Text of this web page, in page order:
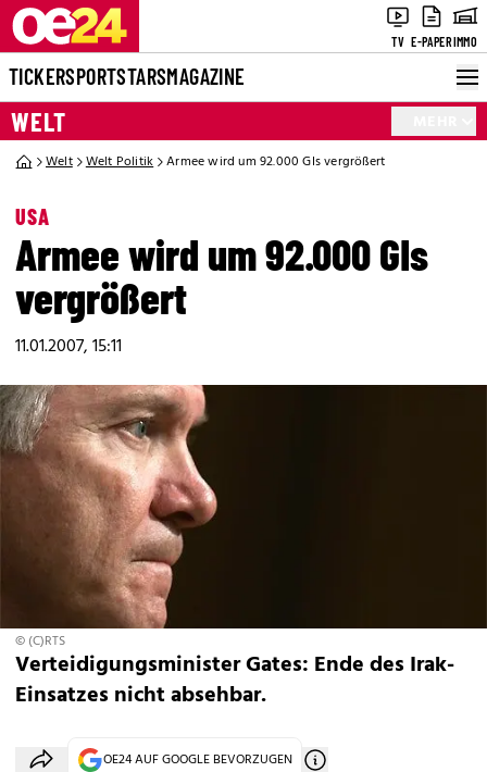
TV E-PAPERIMMO
TICKERSPORTSTARSMAGAZINE
WELT
Welt Welt Politik Armee wird um 92.000 GIs vergrößert
USA
Armee wird um 92.000 GIs
vergrößert
11.01.2007, 15:11
© (C)RTS
Verteidigungsminister Gates: Ende des Irak-
Einsatzes nicht absehbar.
OE24 AUF GOOGLE BEVORZUGEN